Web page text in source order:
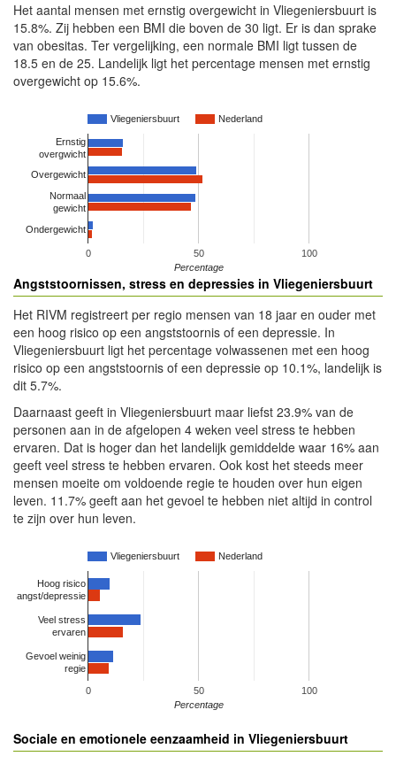
Het aantal mensen met ernstig overgewicht in Vliegeniersbuurt is
15.8%. Zij hebben een BMI die boven de 30 ligt. Er is dan sprake
van obesitas. Ter vergelijking, een normale BMI ligt tussen de
18.5 en de 25. Landelijk ligt het percentage mensen met ernstig
overgewicht op 15.6%.
Vliegeniersbuurt Nederland
0 50 100
Ernstig
overgwicht
Overgewicht
Normaal
gewicht
Ondergewicht
Percentage
Angststoornissen, stress en depressies in Vliegeniersbuurt
Het RIVM registreert per regio mensen van 18 jaar en ouder met
een hoog risico op een angststoornis of een depressie. In
Vliegeniersbuurt ligt het percentage volwassenen met een hoog
risico op een angststoornis of een depressie op 10.1%, landelijk is
dit 5.7%.
Daarnaast geeft in Vliegeniersbuurt maar liefst 23.9% van de
personen aan in de afgelopen 4 weken veel stress te hebben
ervaren. Dat is hoger dan het landelijk gemiddelde waar 16% aan
geeft veel stress te hebben ervaren. Ook kost het steeds meer
mensen moeite om voldoende regie te houden over hun eigen
leven. 11.7% geeft aan het gevoel te hebben niet altijd in control
te zijn over hun leven.
Vliegeniersbuurt Nederland
0 50 100
Hoog risico
angst/depressie
Veel stress
ervaren
Gevoel weinig
regie
Percentage
Sociale en emotionele eenzaamheid in Vliegeniersbuurt